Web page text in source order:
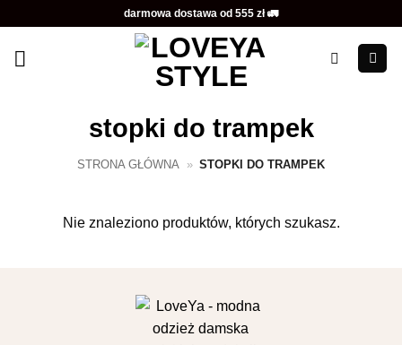
zawartości
darmowa dostawa od 555 zł 🚛
stopki do trampek
STRONA GŁÓWNA » STOPKI DO TRAMPEK
Nie znaleziono produktów, których szukasz.